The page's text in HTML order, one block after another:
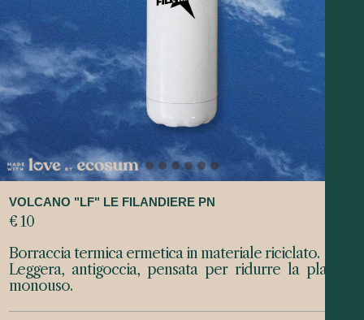
VOLCANO "LF" LE FILANDIERE PN
€ 10
Borraccia termica ermetica in materiale riciclato.
Leggera, antigoccia, pensata per ridurre la plastica
monouso.